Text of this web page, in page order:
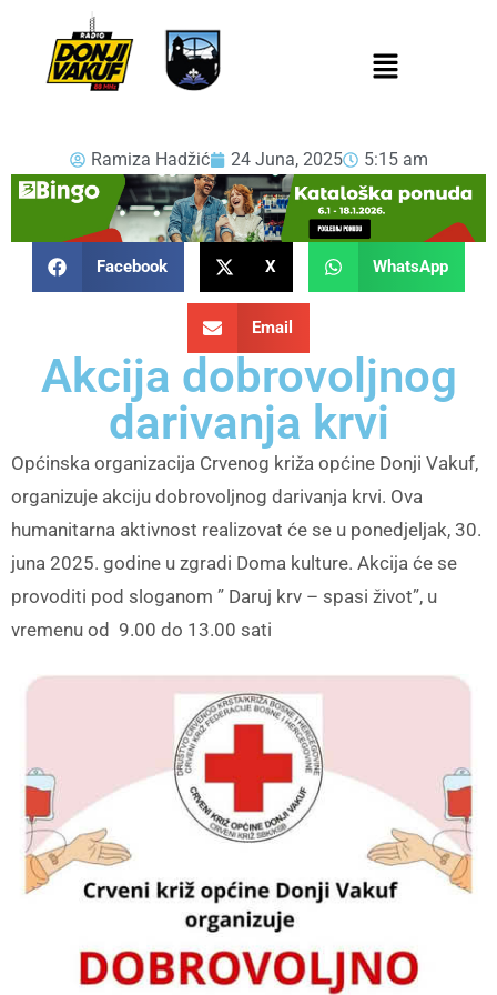
Ramiza Hadžić 24 Juna, 2025 5:15 am
Facebook X WhatsApp
Email
Akcija dobrovoljnog
darivanja krvi
Općinska organizacija Crvenog križa općine Donji Vakuf,
organizuje akciju dobrovoljnog darivanja krvi. Ova
humanitarna aktivnost realizovat će se u ponedjeljak, 30.
juna 2025. godine u zgradi Doma kulture. Akcija će se
provoditi pod sloganom ” Daruj krv – spasi život”, u
vremenu od 9.00 do 13.00 sati